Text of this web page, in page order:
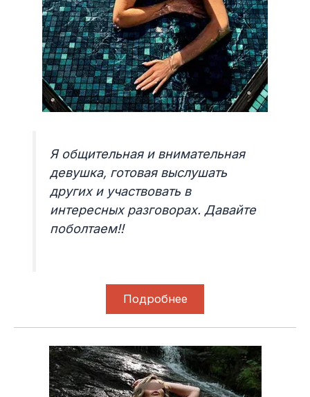
Я общительная и внимательная
девушка, готовая выслушать
других и участвовать в
интересных разговорах. Давайте
поболтаем!!
Подробнее